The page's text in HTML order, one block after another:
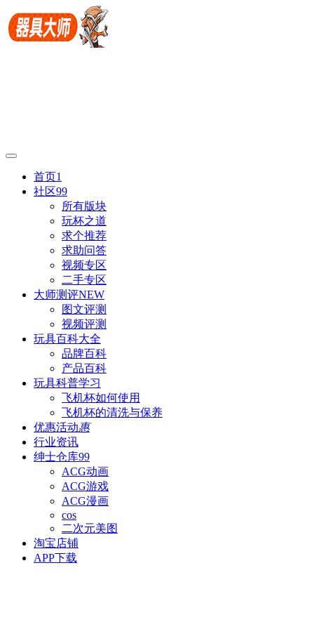
首页1
社区99
所有版块
玩杯之道
求个推荐
求助问答
视频专区
二手专区
大师测评NEW
图文评测
视频评测
玩具百科大全
品牌百科
产品百科
玩具科普学习
飞机杯如何使用
飞机杯的清洗与保养
优惠活动惠
行业资讯
绅士仓库99
ACG动画
ACG游戏
ACG漫画
cos
二次元美图
淘宝店铺
APP下载